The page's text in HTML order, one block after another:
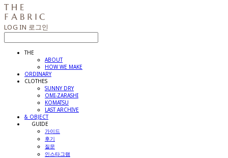
LOG IN 로그인
THE
ABOUT
HOW WE MAKE
ORDINARY
CLOTHES
SUNNY DRY
OMI-ZARASHI
KOMATSU
LAST ARCHIVE
& OBJECT
⠀⠀GUIDE
가이드
후기
질문
인스타그램